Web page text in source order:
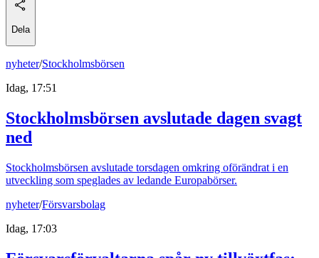
Dela
nyheter/Stockholmsbörsen
Idag, 17:51
Stockholmsbörsen avslutade dagen svagt
ned
Stockholmsbörsen avslutade torsdagen omkring oförändrat i en
utveckling som speglades av ledande Europabörser.
nyheter/Försvarsbolag
Idag, 17:03